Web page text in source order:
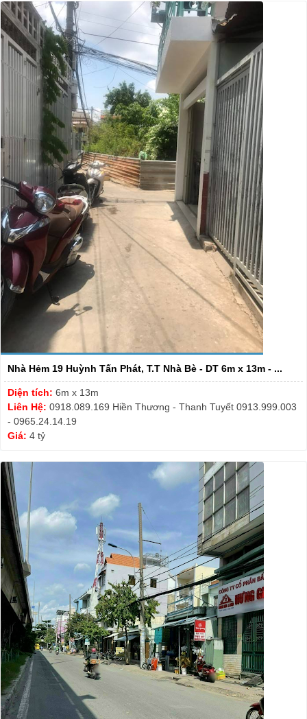
Nhà Hẻm 19 Huỳnh Tấn Phát, T.T Nhà Bè - DT 6m x 13m - ...
Diện tích: 6m x 13m
Liên Hệ: 0918.089.169 Hiền Thương - Thanh Tuyết 0913.999.003
- 0965.24.14.19
Giá: 4 tỷ